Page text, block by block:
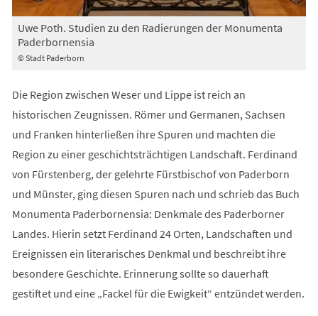
© Stadt Paderborn
Uwe Poth. Studien zu den Radierungen der Monumenta
Paderbornensia
Die Region zwischen Weser und Lippe ist reich an
historischen Zeugnissen. Römer und Germanen, Sachsen
und Franken hinterließen ihre Spuren und machten die
Region zu einer geschichtsträchtigen Landschaft. Ferdinand
von Fürstenberg, der gelehrte Fürstbischof von Paderborn
und Münster, ging diesen Spuren nach und schrieb das Buch
Monumenta Paderbornensia: Denkmale des Paderborner
Landes. Hierin setzt Ferdinand 24 Orten, Landschaften und
Ereignissen ein literarisches Denkmal und beschreibt ihre
besondere Geschichte. Erinnerung sollte so dauerhaft
gestiftet und eine „Fackel für die Ewigkeit“ entzündet werden.